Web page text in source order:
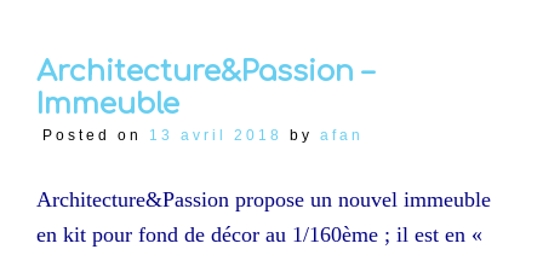
Architecture&Passion –
Immeuble
Posted on 13 avril 2018 by afan
Architecture&Passion propose un nouvel immeuble
en kit pour fond de décor au 1/160ème ; il est en «